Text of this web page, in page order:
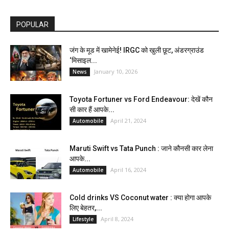
POPULAR
जंग के मूड में खामेनेई! IRGC को खुली छूट, अंडरग्राउंड
‘मिसाइल...
News January 10, 2026
Toyota Fortuner vs Ford Endeavour: देखें कौन
सी कार हैं आपके...
Automobile April 21, 2024
Maruti Swift vs Tata Punch : जाने कौनसी कार लेना
आपके...
Automobile April 16, 2024
Cold drinks VS Coconut water : क्या होगा आपके
लिए बेहतर,...
Lifestyle April 8, 2024